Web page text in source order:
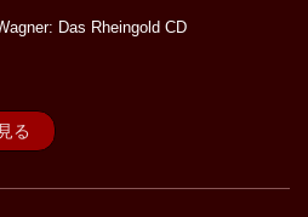
Das Rheingold CD
る